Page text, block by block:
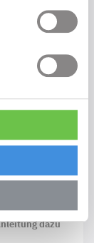
die
an unseren
dazu